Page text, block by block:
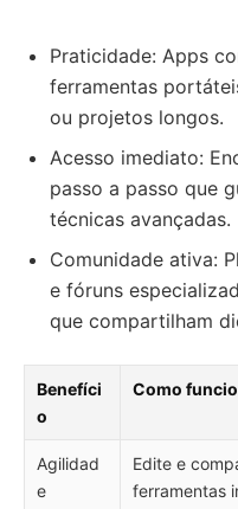
Praticidade: Apps
ferramentas
ou projetos longos.
Acesso imediato:
passo a passo que
técnicas avançadas.
Comunidade ativa:
e fóruns
que compartilham
Benefíci
o
Como
Agilidad
e
Edite e
ferramentas